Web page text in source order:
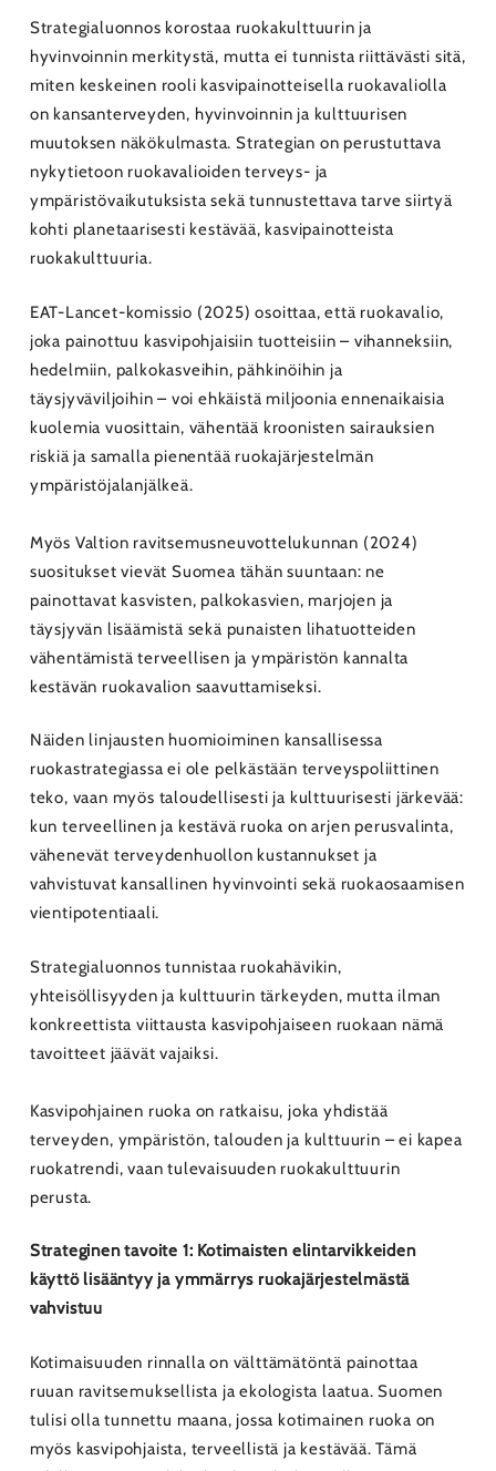
Strategialuonnos korostaa ruokakulttuurin ja
hyvinvoinnin merkitystä, mutta ei tunnista riittävästi sitä,
miten keskeinen rooli kasvipainotteisella ruokavaliolla
on kansanterveyden, hyvinvoinnin ja kulttuurisen
muutoksen näkökulmasta. Strategian on perustuttava
nykytietoon ruokavalioiden terveys- ja
ympäristövaikutuksista sekä tunnustettava tarve siirtyä
kohti planetaarisesti kestävää, kasvipainotteista
ruokakulttuuria.
EAT-Lancet-komissio (2025) osoittaa, että ruokavalio,
joka painottuu kasvipohjaisiin tuotteisiin – vihanneksiin,
hedelmiin, palkokasveihin, pähkinöihin ja
täysjyväviljoihin – voi ehkäistä miljoonia ennenaikaisia
kuolemia vuosittain, vähentää kroonisten sairauksien
riskiä ja samalla pienentää ruokajärjestelmän
ympäristöjalanjälkeä.
Myös Valtion ravitsemusneuvottelukunnan (2024)
suositukset vievät Suomea tähän suuntaan: ne
painottavat kasvisten, palkokasvien, marjojen ja
täysjyvän lisäämistä sekä punaisten lihatuotteiden
vähentämistä terveellisen ja ympäristön kannalta
kestävän ruokavalion saavuttamiseksi.
Näiden linjausten huomioiminen kansallisessa
ruokastrategiassa ei ole pelkästään terveyspoliittinen
teko, vaan myös taloudellisesti ja kulttuurisesti järkevää:
kun terveellinen ja kestävä ruoka on arjen perusvalinta,
vähenevät terveydenhuollon kustannukset ja
vahvistuvat kansallinen hyvinvointi sekä ruokaosaamisen
vientipotentiaali.
Strategialuonnos tunnistaa ruokahävikin,
yhteisöllisyyden ja kulttuurin tärkeyden, mutta ilman
konkreettista viittausta kasvipohjaiseen ruokaan nämä
tavoitteet jäävät vajaiksi.
Kasvipohjainen ruoka on ratkaisu, joka yhdistää
terveyden, ympäristön, talouden ja kulttuurin – ei kapea
ruokatrendi, vaan tulevaisuuden ruokakulttuurin
perusta.
Strateginen tavoite 1: Kotimaisten elintarvikkeiden
käyttö lisääntyy ja ymmärrys ruokajärjestelmästä
vahvistuu
Kotimaisuuden rinnalla on välttämätöntä painottaa
ruuan ravitsemuksellista ja ekologista laatua. Suomen
tulisi olla tunnettu maana, jossa kotimainen ruoka on
myös kasvipohjaista, terveellistä ja kestävää. Tämä